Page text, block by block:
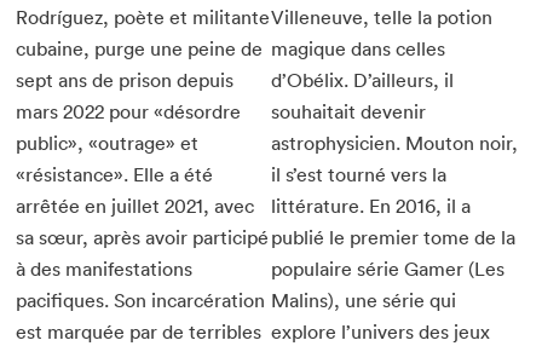
Rodríguez, poète et militante
cubaine, purge une peine de
sept ans de prison depuis
mars 2022 pour «désordre
public», «outrage» et
«résistance». Elle a été
arrêtée en juillet 2021, avec
sa sœur, après avoir participé
à des manifestations
pacifiques. Son incarcération
est marquée par de terribles
Villeneuve, telle la potion
magique dans celles
d’Obélix. D’ailleurs, il
souhaitait devenir
astrophysicien. Mouton noir,
il s’est tourné vers la
littérature. En 2016, il a
publié le premier tome de la
populaire série Gamer (Les
Malins), une série qui
explore l’univers des jeux